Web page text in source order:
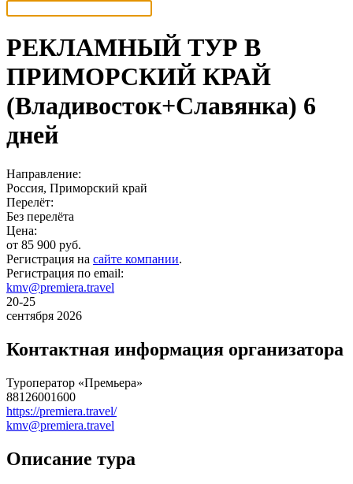
РЕКЛАМНЫЙ ТУР В
ПРИМОРСКИЙ КРАЙ
(Владивосток+Славянка) 6
дней
Направление:
Россия, Приморский край
Перелёт:
Без перелёта
Цена:
от 85 900 руб.
Регистрация на сайте компании.
Регистрация по email:
kmv@premiera.travel
20-25
сентября 2026
Контактная информация организатора
Туроператор «Премьера»
88126001600
https://premiera.travel/
kmv@premiera.travel
Описание тура